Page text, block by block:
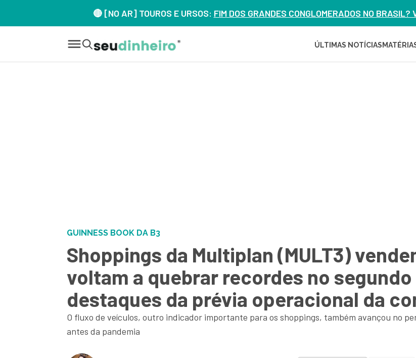
🔴 [NO AR] TOUROS E URSOS: FIM DOS GRANDES CONGLOMERADOS NO
ÚLTIMAS NOTÍCIAS
GUINNESS BOOK DA B3
Shoppings da Multiplan (MULT3)
voltam a quebrar recordes no
destaques da prévia operacional da
O fluxo de veículos, outro indicador importante para os shoppings, também avançou no
antes da pandemia